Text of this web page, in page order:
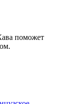
поможет